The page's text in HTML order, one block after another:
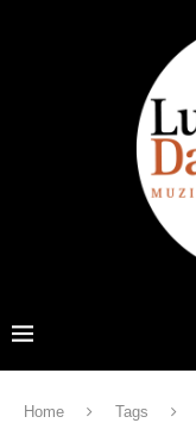
Home Tags